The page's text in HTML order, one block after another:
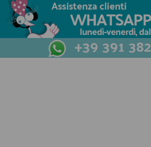
+39 391